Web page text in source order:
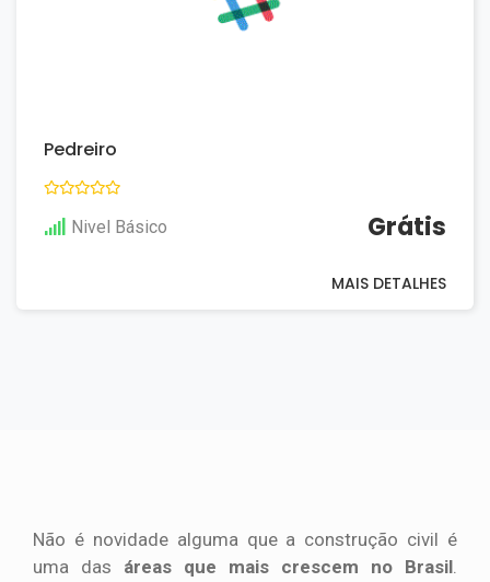
Pedreiro
Nivel Básico Grátis
MAIS DETALHES
Não é novidade alguma que a construção civil é
uma das áreas que mais crescem no Brasil.